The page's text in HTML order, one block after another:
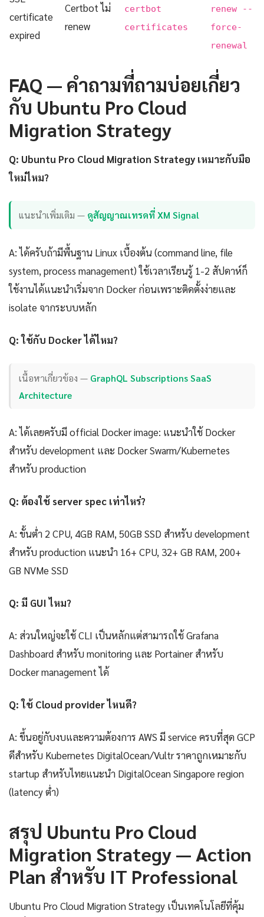
certificate
expired
Certbot ไม่
renew
certbot
certificates
renew --
force-
renewal
FAQ — คำถามที่ถามบ่อยเกี่ยว
กับ Ubuntu Pro Cloud
Migration Strategy
Q: Ubuntu Pro Cloud Migration Strategy เหมาะกับมือ
ใหม่ไหม?
แนะนำเพิ่มเติม — ดูสัญญาณเทรดที่ XM Signal
A: ได้ครับถ้ามีพื้นฐาน Linux เบื้องต้น (command line, file
system, process management) ใช้เวลาเรียนรู้ 1-2 สัปดาห์ก็
ใช้งานได้แนะนำเริ่มจาก Docker ก่อนเพราะติดตั้งง่ายและ
isolate จากระบบหลัก
Q: ใช้กับ Docker ได้ไหม?
เนื้อหาเกี่ยวข้อง — GraphQL Subscriptions SaaS
Architecture
A: ได้เลยครับมี official Docker image: แนะนำใช้ Docker
สำหรับ development และ Docker Swarm/Kubernetes
สำหรับ production
Q: ต้องใช้ server spec เท่าไหร่?
A: ขั้นต่ำ 2 CPU, 4GB RAM, 50GB SSD สำหรับ development
สำหรับ production แนะนำ 16+ CPU, 32+ GB RAM, 200+
GB NVMe SSD
Q: มี GUI ไหม?
A: ส่วนใหญ่จะใช้ CLI เป็นหลักแต่สามารถใช้ Grafana
Dashboard สำหรับ monitoring และ Portainer สำหรับ
Docker management ได้
Q: ใช้ Cloud provider ไหนดี?
A: ขึ้นอยู่กับงบและความต้องการ AWS มี service ครบที่สุด GCP
ดีสำหรับ Kubernetes DigitalOcean/Vultr ราคาถูกเหมาะกับ
startup สำหรับไทยแนะนำ DigitalOcean Singapore region
(latency ต่ำ)
สรุป Ubuntu Pro Cloud
Migration Strategy — Action
Plan สำหรับ IT Professional
Ubuntu Pro Cloud Migration Strategy เป็นเทคโนโลยีที่คุ้ม